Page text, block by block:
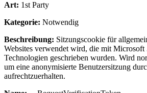
Art: 1st Party
Kategorie: Notwendig
Beschreibung: Sitzungscookie für
Websites verwendet wird, die mit Microsoft
Technologien geschrieben wurden. Wird
um eine anonymisierte Benutzersitzung
aufrechtzuerhalten.